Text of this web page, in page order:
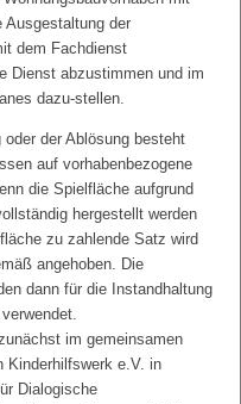
Ausgestaltung der
dem Fachdienst
Dienst abzustimmen und im
dazu-stellen.
der Ablösung besteht
auf vorhabenbezogene
die Spielfläche aufgrund
hergestellt werden
zu zahlende Satz wird
angehoben. Die
dann für die Instandhaltung
im gemeinsamen
Kinderhilfswerk e.V. in
Dialogische